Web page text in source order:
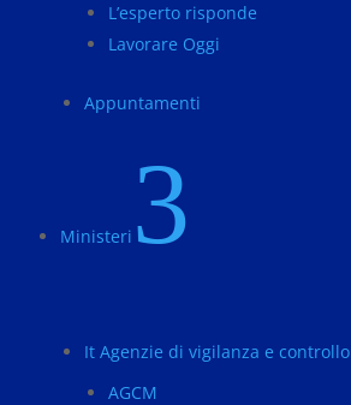
L’esperto risponde
Lavorare Oggi
Appuntamenti
Ministeri 3
It Agenzie di vigilanza e controllo
AGCM